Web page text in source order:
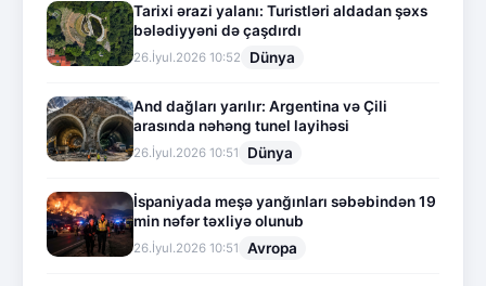
Tarixi ərazi yalanı: Turistləri aldadan şəxs
bələdiyyəni də çaşdırdı
26.İyul.2026 10:52 Dünya
And dağları yarılır: Argentina və Çili
arasında nəhəng tunel layihəsi
26.İyul.2026 10:51 Dünya
İspaniyada meşə yanğınları səbəbindən 19
min nəfər təxliyə olunub
26.İyul.2026 10:51 Avropa